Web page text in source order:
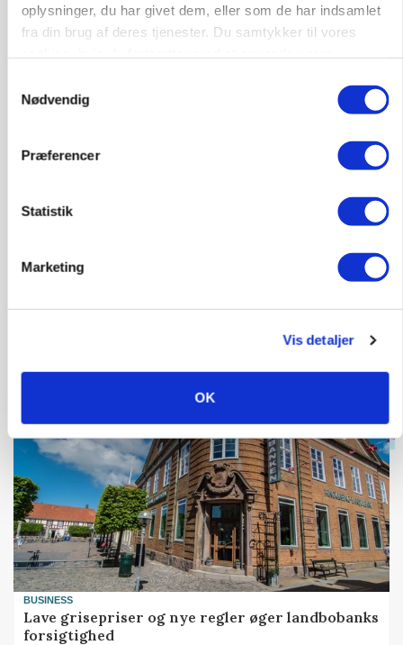
oplysninger, du har givet dem, eller som de har indsamlet
fra din brug af deres tjenester. Du samtykker til vores
Nødvendig
Præferencer
Statistik
Marketing
Vis detaljer
OK
Befriende, at topredaktør erkender, hun er
Olieprisfald og fredshåb sender F5-renten ned
BUSINESS
Lave grisepriser og nye regler øger landbobanks
forsigtighed